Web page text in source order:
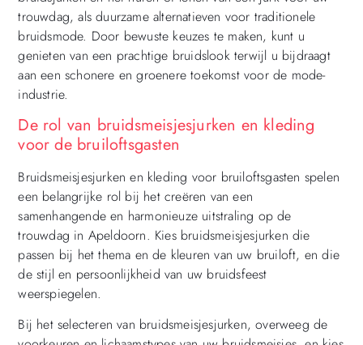
trouwdag, als duurzame alternatieven voor traditionele
bruidsmode. Door bewuste keuzes te maken, kunt u
genieten van een prachtige bruidslook terwijl u bijdraagt
aan een schonere en groenere toekomst voor de mode-
industrie.
De rol van bruidsmeisjesjurken en kleding
voor de bruiloftsgasten
Bruidsmeisjesjurken en kleding voor bruiloftsgasten spelen
een belangrijke rol bij het creëren van een
samenhangende en harmonieuze uitstraling op de
trouwdag in Apeldoorn. Kies bruidsmeisjesjurken die
passen bij het thema en de kleuren van uw bruiloft, en die
de stijl en persoonlijkheid van uw bruidsfeest
weerspiegelen.
Bij het selecteren van bruidsmeisjesjurken, overweeg de